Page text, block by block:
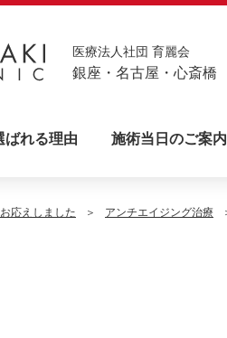
医療法人社団 育麗会
銀座・名古屋・心斎橋
ばれる理由 施術当日のご案内
応えしました アンチエイジング治療